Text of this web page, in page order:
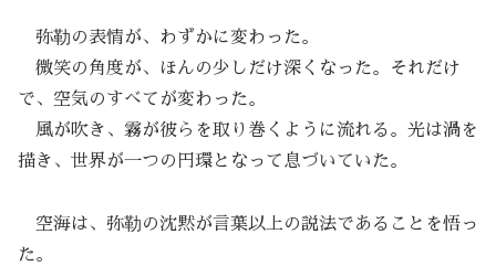
弥勒の表情が、わずかに変わった。
微笑の角度が、ほんの少しだけ深くなった。それだけ
で、空気のすべてが変わった。
風が吹き、霧が彼らを取り巻くように流れる。光は渦を
描き、世界が一つの円環となって息づいていた。
空海は、弥勒の沈黙が言葉以上の説法であることを悟っ
た。